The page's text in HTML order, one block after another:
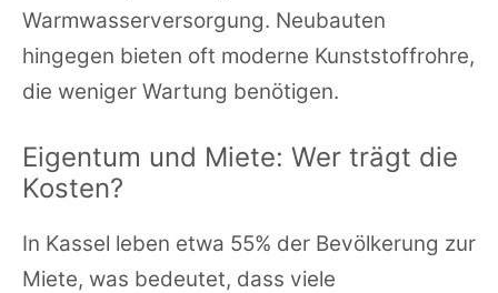
Warmwasserversorgung. Neubauten
hingegen bieten oft moderne Kunststoffrohre,
die weniger Wartung benötigen.
Eigentum und Miete: Wer trägt die
Kosten?
In Kassel leben etwa 55% der Bevölkerung zur
Miete, was bedeutet, dass viele